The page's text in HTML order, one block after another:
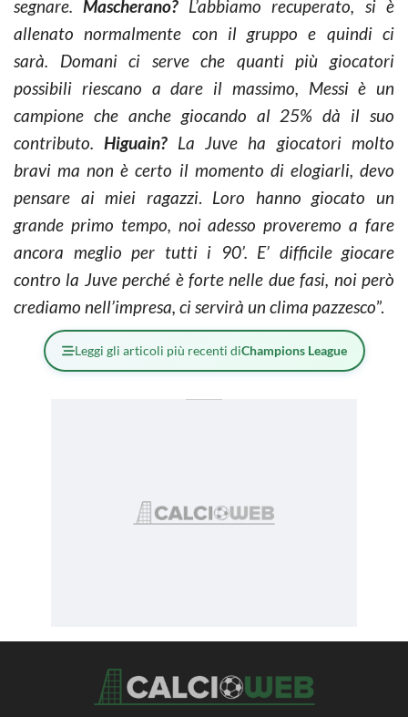
segnare.Mascherano?L’abbiamo recuperato, si è
allenato normalmente con il gruppo e quindi ci
sarà. Domani ci serve che quanti più giocatori
possibili riescano a dare il massimo, Messi è un
campione che anche giocando al 25% dà il suo
contributo.Higuain?La Juve ha giocatori molto
bravi ma non è certo il momento di elogiarli, devo
pensare ai miei ragazzi. Loro hanno giocato un
grande primo tempo, noi adesso proveremo a fare
ancora meglio per tutti i 90’. E’ difficile giocare
contro la Juve perché è forte nelle due fasi, noi però
crediamo nell’impresa, ci servirà un clima pazzesco”.
Leggi gli articoli più recenti diChampions League